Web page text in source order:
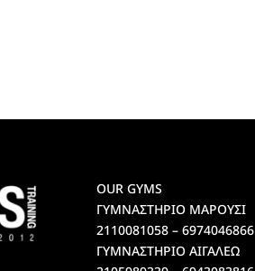
OUR GYMS
ΓΥΜΝΑΣΤΗΡΙΟ ΜΑΡΟΥΣΙ
2110081058 – 6974046866
ΓΥΜΝΑΣΤΗΡΙΟ ΑΙΓΑΛΕΩ